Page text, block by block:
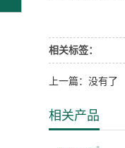
相关标签：
上一篇：没有了
相关产品